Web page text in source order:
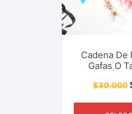
Cadena De
Gafas O
Correa,
$30.000